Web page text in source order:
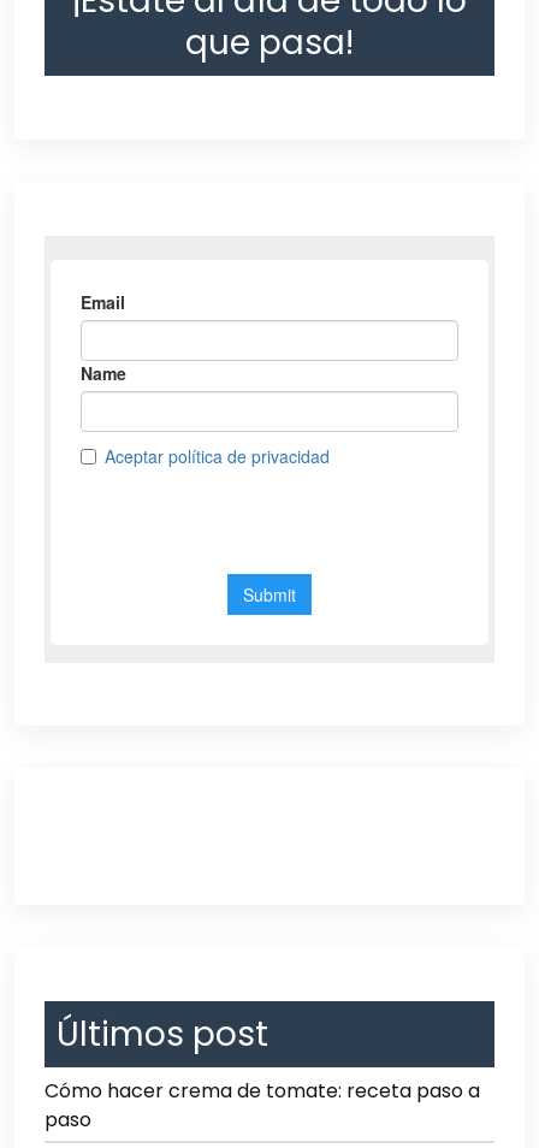
que pasa!
Últimos post
Cómo hacer crema de tomate: receta paso a
paso